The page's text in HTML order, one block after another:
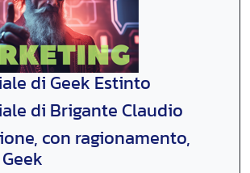
di Geek Estinto
di Brigante Claudio
con ragionamento,